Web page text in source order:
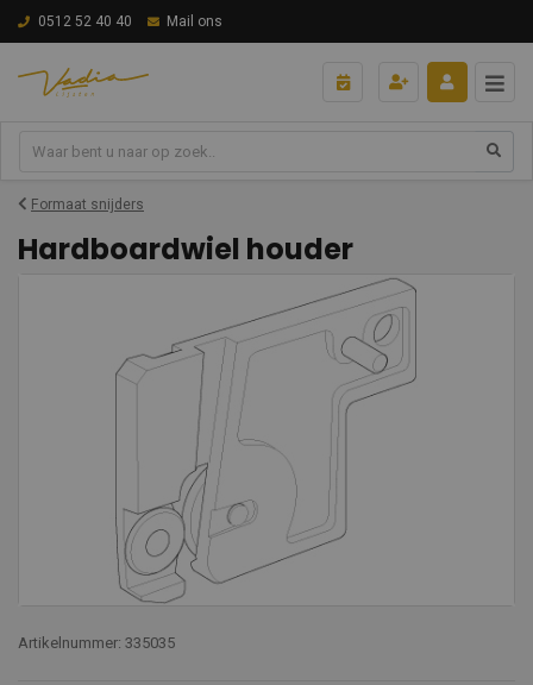
0512 52 40 40 Mail ons
Formaat snijders
Hardboardwiel houder
Artikelnummer: 335035